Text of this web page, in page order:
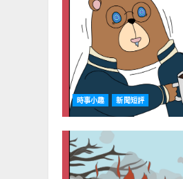
時事小趣 新聞短評